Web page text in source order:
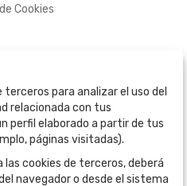
Cookies
- 59 BOGOTÁ, CO
para analizar el uso del
relacionada con tus
perfil elaborado a partir de tus
páginas visitadas).
cookies de terceros, deberá
navegador o desde el sistema